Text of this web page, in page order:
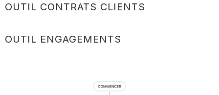
OUTIL CONTRATS CLIENTS
OUTIL ENGAGEMENTS